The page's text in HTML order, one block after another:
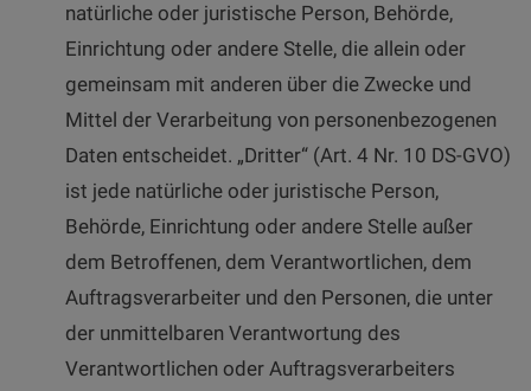
natürliche oder juristische Person, Behörde,
Einrichtung oder andere Stelle, die allein oder
gemeinsam mit anderen über die Zwecke und
Mittel der Verarbeitung von personenbezogenen
Daten entscheidet. „Dritter“ (Art. 4 Nr. 10 DS-GVO)
ist jede natürliche oder juristische Person,
Behörde, Einrichtung oder andere Stelle außer
dem Betroffenen, dem Verantwortlichen, dem
Auftragsverarbeiter und den Personen, die unter
der unmittelbaren Verantwortung des
Verantwortlichen oder Auftragsverarbeiters